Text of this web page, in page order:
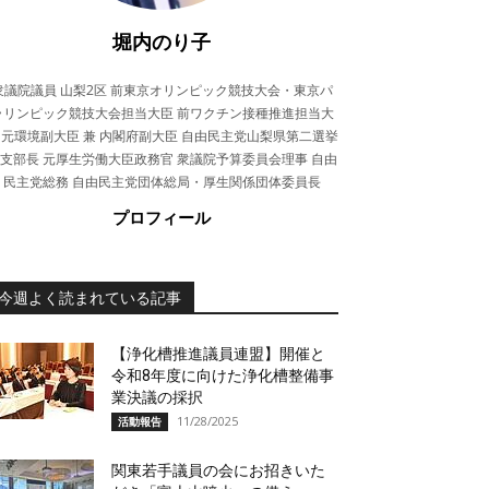
堀内のり子
議院議員 山梨2区 前東京オリンピック競技大会・東京パ
ンピック競技大会担当大臣 前ワクチン接種推進担当大
環境副大臣 兼 内閣府副大臣 自由民主党山梨県第二選挙
部長 元厚生労働大臣政務官 衆議院予算委員会理事 自由
民主党総務 自由民主党団体総局・厚生関係団体委員長
プロフィール
週よく読まれている記事
【浄化槽推進議員連盟】開催と
令和8年度に向けた浄化槽整備事
業決議の採択
活動報告 11/28/2025
関東若手議員の会にお招きいた